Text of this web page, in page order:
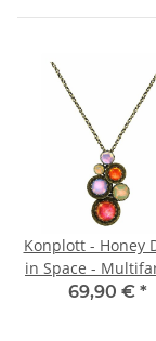
Konplott - Honey
in Space -
helles69,90 € *